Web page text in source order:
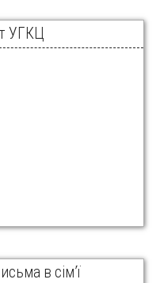
УГКЦ
в сім’ї